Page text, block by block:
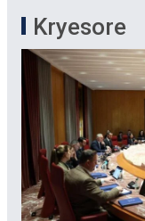
Kryesore